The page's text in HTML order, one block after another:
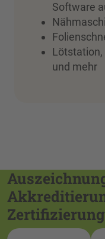
Software
und mehr